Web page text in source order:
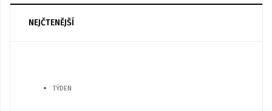
NEJČTENĚJŠÍ
TÝDEN